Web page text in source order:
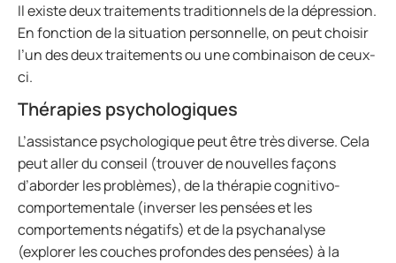
Il existe deux traitements traditionnels de la dépression.
En fonction de la situation personnelle, on peut choisir
l’un des deux traitements ou une combinaison de ceux-
ci.
Thérapies psychologiques
L’assistance psychologique peut être très diverse. Cela
peut aller du conseil (trouver de nouvelles façons
d’aborder les problèmes), de la thérapie cognitivo-
comportementale (inverser les pensées et les
comportements négatifs) et de la psychanalyse
(explorer les couches profondes des pensées) à la